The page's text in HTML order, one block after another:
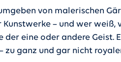
von malerischen
Kunstwerke – und wer
der eine oder andere Geist.
zu ganz und gar nicht